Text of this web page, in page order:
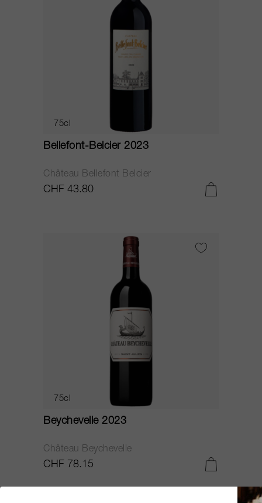
75cl
Bellefont-Belcier 2023
Château Bellefont Belcier
CHF 43.80
75cl
Beychevelle 2023
Château Beychevelle
CHF 78.15